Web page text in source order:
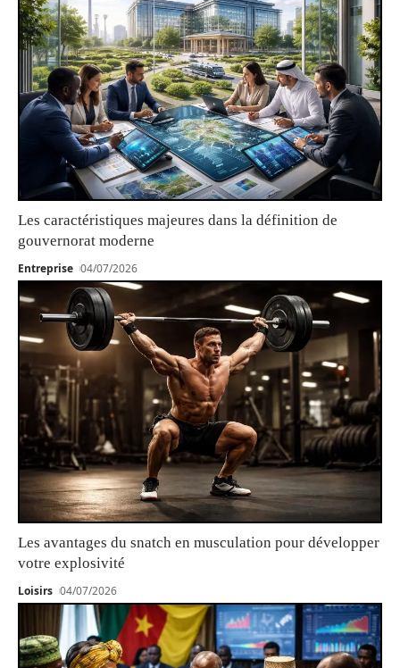
Les caractéristiques majeures dans la définition de
gouvernorat moderne
Entreprise 04/07/2026
Les avantages du snatch en musculation pour développer
votre explosivité
Loisirs 04/07/2026